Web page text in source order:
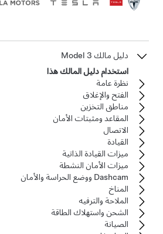
دليل مالك Model 3
استخدام دليل المالك هذا
نظرة عامة
الفتح والإغلاق
مناطق التخزين
المقاعد ومثبتات الأمان
الاتصال
القيادة
ميزات القيادة الذاتية
ميزات الأمان النشطة
Dashcam ووضع الحراسة والأمان
المناخ
الملاحة والترفيه
الشحن واستهلاك الطاقة
الصيانة